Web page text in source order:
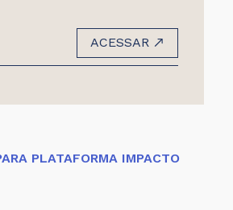
ACESSAR
PLATAFORMA IMPACTO